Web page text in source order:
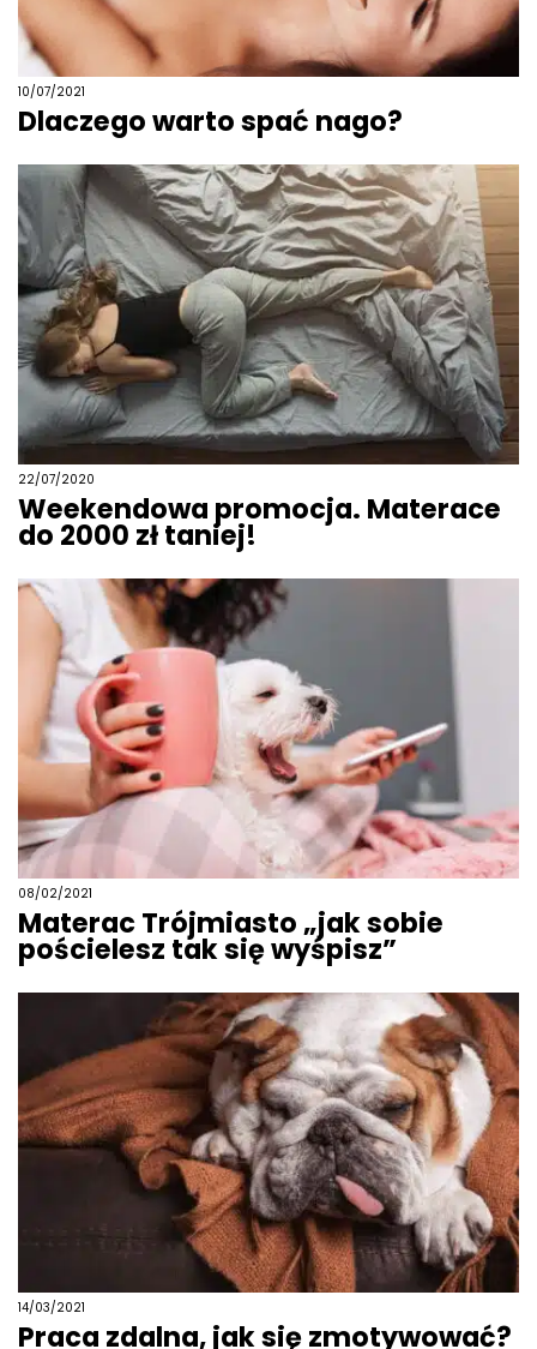
10/07/2021
Dlaczego warto spać nago?
22/07/2020
Weekendowa promocja. Materace
do 2000 zł taniej!
08/02/2021
Materac Trójmiasto „jak sobie
pościelesz tak się wyśpisz”
14/03/2021
Praca zdalna, jak się zmotywować?